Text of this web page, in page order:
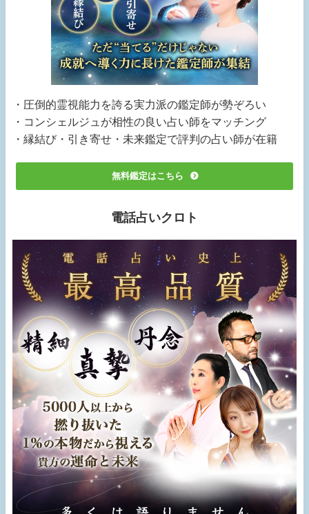
・圧倒的霊視能力を誇る実力派の鑑定師が勢ぞろい
・コンシェルジュが相性の良い占い師をマッチング
・縁結び・引き寄せ・未来鑑定で評判の占い師が在籍
無料鑑定はこちら
電話占いクロト